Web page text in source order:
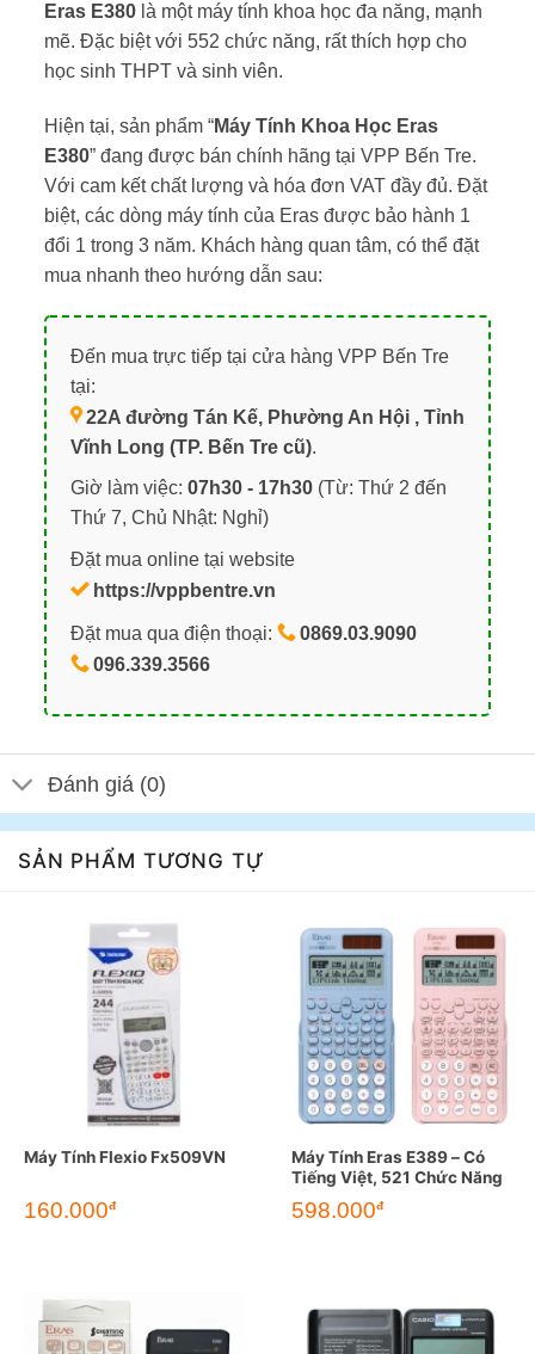
Eras E380là một máy tính khoa học đa năng, mạnh
mẽ. Đặc biệt với 552 chức năng, rất thích hợp cho
học sinh THPT và sinh viên.
Hiện tại, sản phẩm “Máy Tính Khoa Học Eras
E380” đang được bán chính hãng tại VPP Bến Tre.
Với cam kết chất lượng và hóa đơn VAT đầy đủ. Đặt
biệt, các dòng máy tính của Eras được bảo hành 1
đổi 1 trong 3 năm. Khách hàng quan tâm, có thể đặt
mua nhanh theo hướng dẫn sau:
Đến mua trực tiếp tại cửa hàng VPP Bến Tre
tại:
22A đường Tán Kế, Phường An Hội , Tỉnh
Vĩnh Long (TP. Bến Tre cũ).
Giờ làm việc: 07h30 - 17h30(Từ: Thứ 2 đến
Thứ 7, Chủ Nhật: Nghỉ)
Đặt mua online tại website
https://vppbentre.vn
Đặt mua qua điện thoại:
0869.03.9090
096.339.3566
Đánh giá (0)
SẢN PHẨM TƯƠNG TỰ
Máy Tính Flexio Fx509VN
160.000đ
Máy Tính Eras E389 – Có
Tiếng Việt, 521 Chức Năng
598.000đ